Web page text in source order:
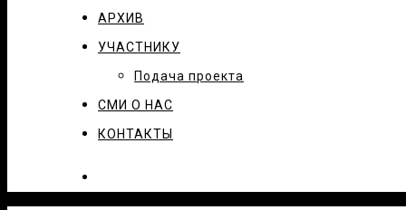
АРХИВ
УЧАСТНИКУ
Подача проекта
СМИ О НАС
КОНТАКТЫ